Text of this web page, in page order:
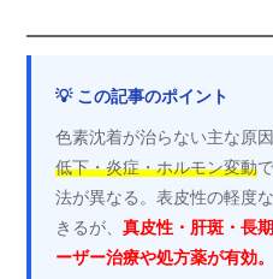
💡 この記事のポイント
色素沈着が治らない主な原
低下・炎症・ホルモン変動
法が異なる。表皮性の軽度
きるが、 真皮性・肝斑・長
ーザー治療や処方薬が有効。